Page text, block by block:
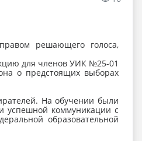
решающего голоса,
для членов УИК №25-01
о предстоящих выборах
На обучении были
успешной коммуникации с
образовательной